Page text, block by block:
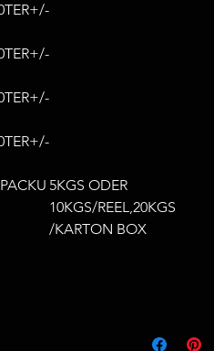
5KGS ODER
10KGS/REEL,20KGS
/KARTON BOX